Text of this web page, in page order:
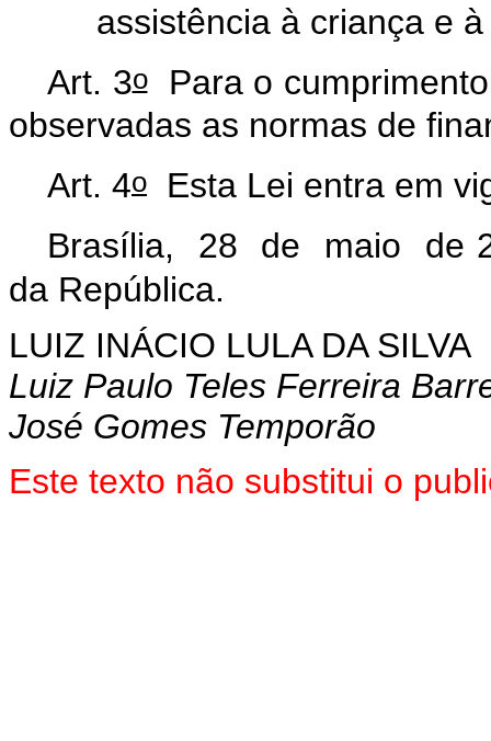
assistência à criança e
Art. 3oPara o cumprimento
observadas as normas de
Art. 4o Esta Lei entra em
Brasília, 28 de maio de
da República.
LUIZ INÁCIO LULA DA SILVA
Luiz Paulo Teles Ferreira
José Gomes Temporão
Este texto não substitui o